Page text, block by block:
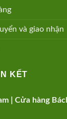
và giao nhận
KẾT
Cửa hàng